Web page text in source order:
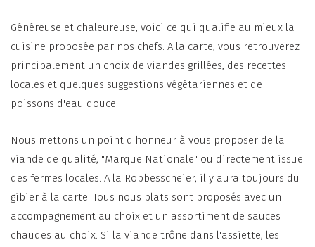
Généreuse et chaleureuse, voici ce qui qualifie au mieux la
cuisine proposée par nos chefs. A la carte, vous retrouverez
principalement un choix de viandes grillées, des recettes
locales et quelques suggestions végétariennes et de
poissons d'eau douce.
Nous mettons un point d'honneur à vous proposer de la
viande de qualité, "Marque Nationale" ou directement issue
des fermes locales. A la Robbesscheier, il y aura toujours du
gibier à la carte. Tous nous plats sont proposés avec un
accompagnement au choix et un assortiment de sauces
chaudes au choix. Si la viande trône dans l'assiette, les